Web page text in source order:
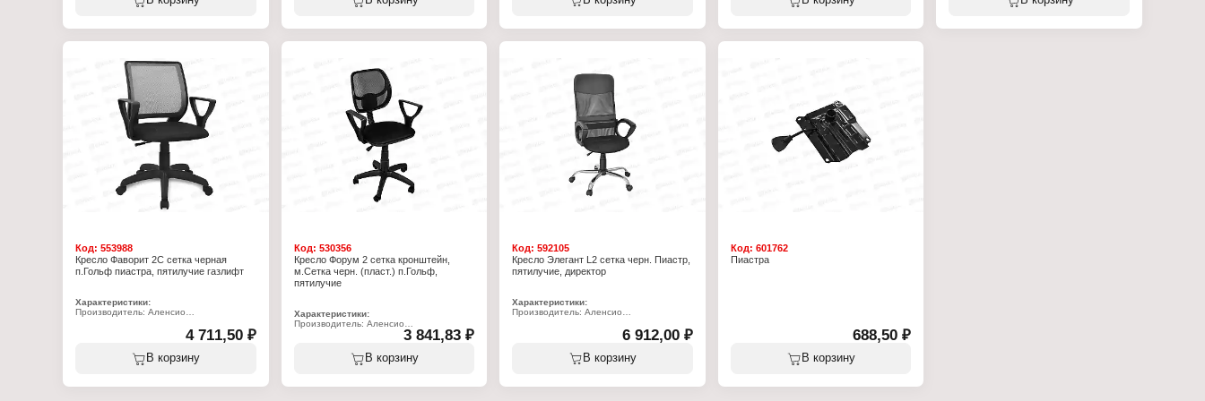
Материал обивки: кожзам
Цвет каркаса: хром
Высота до сиденья: 475 мм
Глубина сиденья: 390 мм
Ширина сиденья: 375 мм
Высота спинки: 315 мм
Ширина спинки: 390 мм
Толщина поролона сиденья: 20 мм
Габаритная высота стула: 790 мм
Габаритная глубина стула: 460 мм
Вес стула: 4 кг
Назначение: офисный
Цвет каркаса: черный
Глубина сиденья: 470 мм
Ширина сиденья: 1050 мм
Высота спинки: 610 мм
Ширина спинки: 1050 мм
Высота от пола до max точки
подлокотника: 730 мм
Ширина дивана с подлокотниками: 1130
Габаритная высота дивана: 930 мм
Габаритная глубина: 800 мм
Габариты коробки: 1070х660х300 мм
Материал пятилучия: пластик
Механизм: пиастра
Ширина спинки: 500 мм
Высота подлокотника: 260 мм
Высота от пола до min-max точки
подлокот: 670-800 мм
Ширина кресла с подлокотниками: 550
Габаритная высота стула min-max: 980-
Код: 553988
Кресло Фаворит 2С сетка черная
п.Гольф пиастра, пятилучие газлифт
Характеристики:
Производитель: Аленсио
Материал пятилучия: пластик
Цвет обивки: черный
4 711,50 ₽
В корзину
Код: 530356
Кресло Форум 2 сетка кронштейн,
м.Сетка черн. (пласт.) п.Гольф,
пятилучие
Характеристики:
Производитель: Аленсио
Назначение: офисное
Материал обивки: "сетка"
3 841,83 ₽
В корзину
Код:592105
Кресло Элегант L2 сетка черн. Пиастр,
пятилучие, директор
Характеристики:
Производитель: Аленсио
Материал обивки: "сетка"
Цвет обивки: черный
6 912,00 ₽
В корзину
Код: 601762
Пиастра
688,50 ₽
В корзину